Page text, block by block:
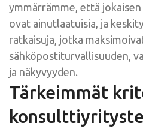
ymmärrämme, että
ovat ainutlaatuisia, ja
ratkaisuja, jotka
sähköpostiturvallisuuden,
ja näkyvyyden.
Tärkeimmät